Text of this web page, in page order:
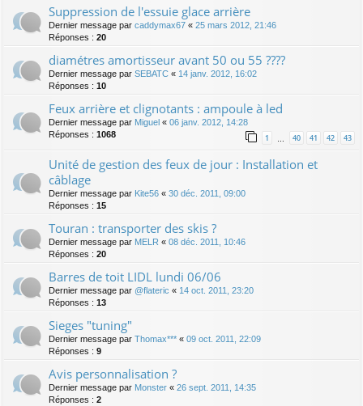
Suppression de l'essuie glace arrière
Dernier message par caddymax67 « 25 mars 2012, 21:46
Réponses : 20
diamétres amortisseur avant 50 ou 55 ????
Dernier message par SEBATC « 14 janv. 2012, 16:02
Réponses : 10
Feux arrière et clignotants : ampoule à led
Dernier message par Miguel « 06 janv. 2012, 14:28
Réponses : 1068 1 … 40 41 42 43
Unité de gestion des feux de jour : Installation et
câblage
Dernier message par Kite56 « 30 déc. 2011, 09:00
Réponses : 15
Touran : transporter des skis ?
Dernier message par MELR « 08 déc. 2011, 10:46
Réponses : 20
Barres de toit LIDL lundi 06/06
Dernier message par @flateric « 14 oct. 2011, 23:20
Réponses : 13
Sieges "tuning"
Dernier message par Thomax*** « 09 oct. 2011, 22:09
Réponses : 9
Avis personnalisation ?
Dernier message par Monster « 26 sept. 2011, 14:35
Réponses : 2